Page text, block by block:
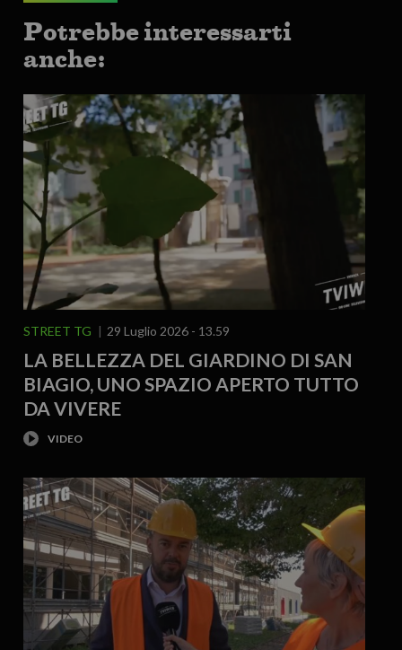
Potrebbe interessarti
anche:
STREET TG 29 Luglio 2026 - 13.59
LA BELLEZZA DEL GIARDINO DI SAN
BIAGIO, UNO SPAZIO APERTO TUTTO
DA VIVERE